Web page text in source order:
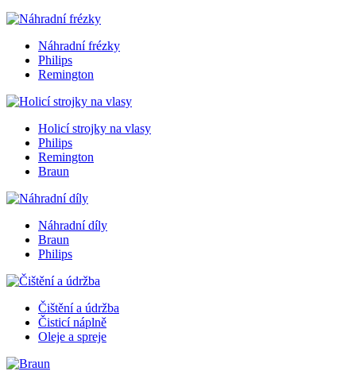
Náhradní frézky
Philips
Remington
Holicí strojky na vlasy
Philips
Remington
Braun
Náhradní díly
Braun
Philips
Čištění a údržba
Čisticí náplně
Oleje a spreje